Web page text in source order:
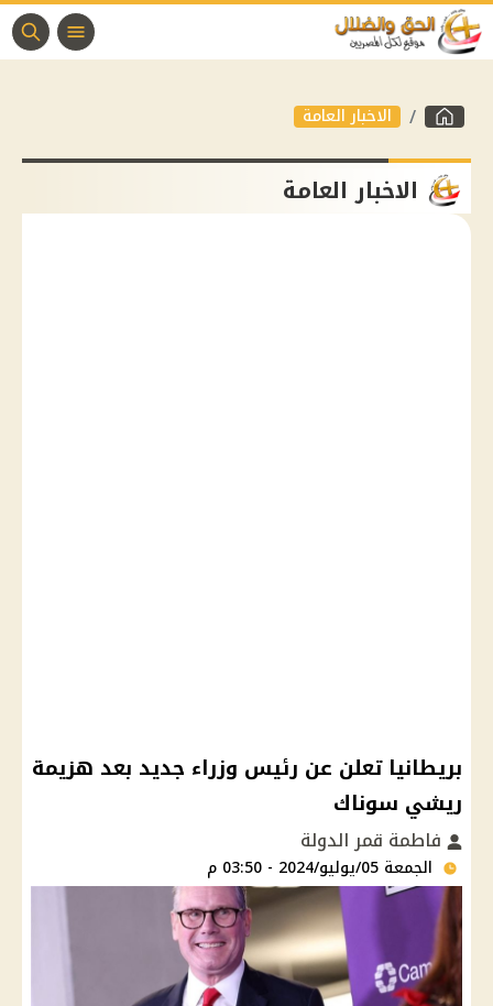
الاخبار العامة
الاخبار العامة
بريطانيا تعلن عن رئيس وزراء جديد بعد هزيمة
ريشي سوناك
فاطمة قمر الدولة
الجمعة 05/يوليو/2024 - 03:50 م